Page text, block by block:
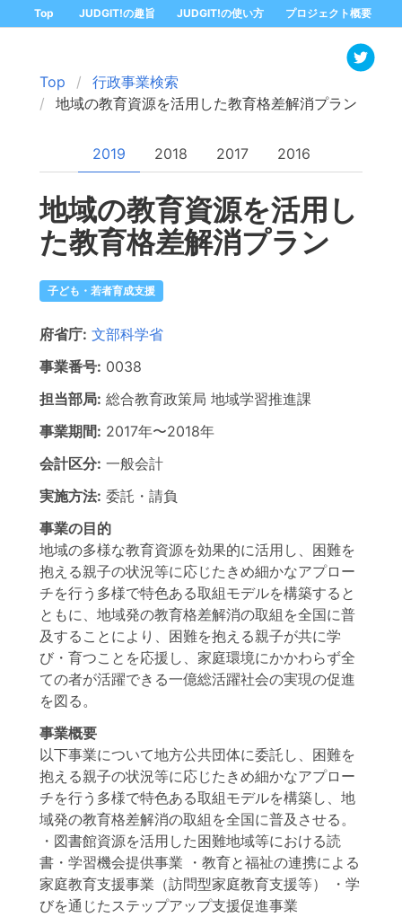
Top JUDGIT!の趣旨 JUDGIT!の使い方 プロジェクト概要
Top
行政事業検索
地域の教育資源を活用した教育格差解消プラン
2019 2018 2017 2016
地域の教育資源を活用し
た教育格差解消プラン
子ども・若者育成支援
府省庁: 文部科学省
事業番号: 0038
担当部局: 総合教育政策局 地域学習推進課
事業期間: 2017年〜2018年
会計区分: 一般会計
実施方法: 委託・請負
事業の目的
地域の多様な教育資源を効果的に活用し、困難を
抱える親子の状況等に応じたきめ細かなアプロー
チを行う多様で特色ある取組モデルを構築すると
ともに、地域発の教育格差解消の取組を全国に普
及することにより、困難を抱える親子が共に学
び・育つことを応援し、家庭環境にかかわらず全
ての者が活躍できる一億総活躍社会の実現の促進
を図る。
事業概要
以下事業について地方公共団体に委託し、困難を
抱える親子の状況等に応じたきめ細かなアプロー
チを行う多様で特色ある取組モデルを構築し、地
域発の教育格差解消の取組を全国に普及させる。
・図書館資源を活用した困難地域等における読
書・学習機会提供事業 ・教育と福祉の連携による
家庭教育支援事業（訪問型家庭教育支援等） ・学
びを通じたステップアップ支援促進事業